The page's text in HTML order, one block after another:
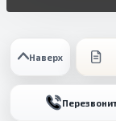
Наверх